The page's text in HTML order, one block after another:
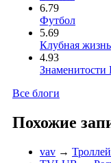
6.79
Футбол
5.69
Клубная жизнь
4.93
Знаменитости
Все блоги
Похожие
vav →